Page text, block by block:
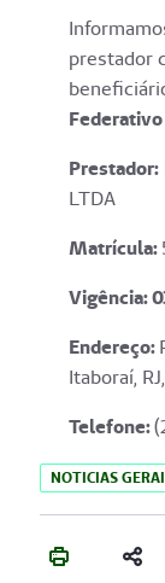
prestador
Prestador:
LTDA
Matrícula:
Vigência:
Endereço:
Itaboraí,
Telefone:
NOTICIAS